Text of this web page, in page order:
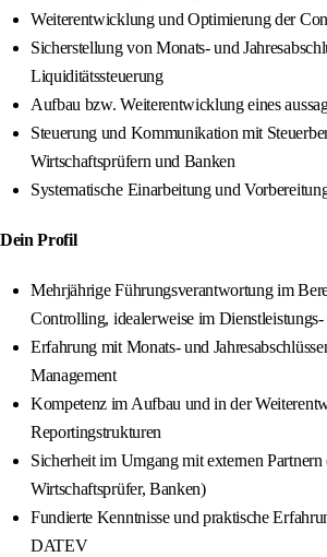
Weiterentwicklung und Optimierung der
Sicherstellung von Monats- und
Liquiditätssteuerung
Aufbau bzw. Weiterentwicklung eines
Steuerung und Kommunikation mit
Wirtschaftsprüfern und Banken
Systematische Einarbeitung und
Dein Profil
Mehrjährige Führungsverantwortung im
Controlling, idealerweise im
Erfahrung mit Monats- und
Management
Kompetenz im Aufbau und in der
Reportingstrukturen
Sicherheit im Umgang mit externen Partnern
Wirtschaftsprüfer, Banken)
Fundierte Kenntnisse und praktische
DATEV